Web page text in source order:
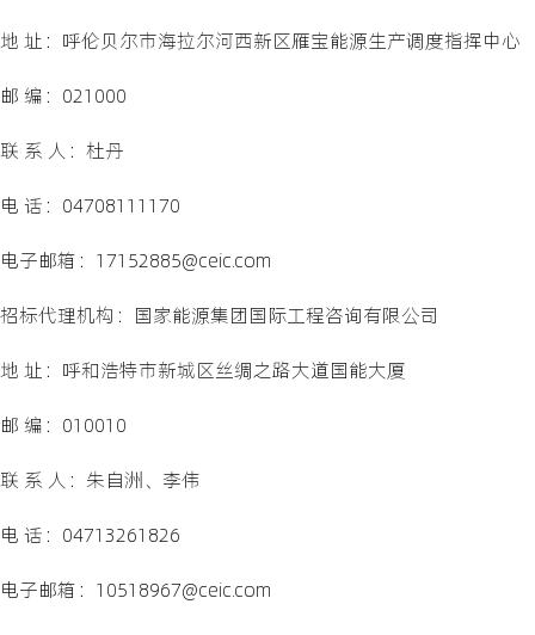
地 址：呼伦贝尔市海拉尔河西新区雁宝能源生产调度指挥中心
邮 编：021000
联 系 人：杜丹
电 话：04708111170
电子邮箱：17152885@ceic.com
招标代理机构：国家能源集团国际工程咨询有限公司
地 址：呼和浩特市新城区丝绸之路大道国能大厦
邮 编：010010
联 系 人：朱自洲、李伟
电 话：04713261826
电子邮箱：10518967@ceic.com